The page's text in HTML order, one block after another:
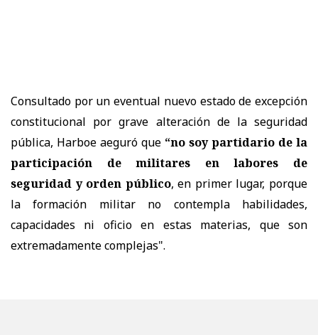
Consultado por un eventual nuevo estado de excepción
constitucional por grave alteración de la seguridad
pública, Harboe aeguró que “no soy partidario de la
participación de militares en labores de
seguridad y orden público, en primer lugar, porque
la formación militar no contempla habilidades,
capacidades ni oficio en estas materias, que son
extremadamente complejas".